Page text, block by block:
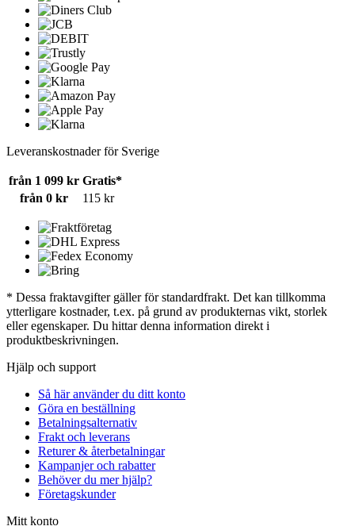
Leveranskostnader för Sverige
från 1 099 kr Gratis*
från 0 kr
115 kr
* Dessa fraktavgifter gäller för standardfrakt. Det kan tillkomma
ytterligare kostnader, t.ex. på grund av produkternas vikt, storlek
eller egenskaper. Du hittar denna information direkt i
produktbeskrivningen.
Hjälp och support
Så här använder du ditt konto
Göra en beställning
Betalningsalternativ
Frakt och leverans
Returer & återbetalningar
Kampanjer och rabatter
Behöver du mer hjälp?
Företagskunder
Mitt konto